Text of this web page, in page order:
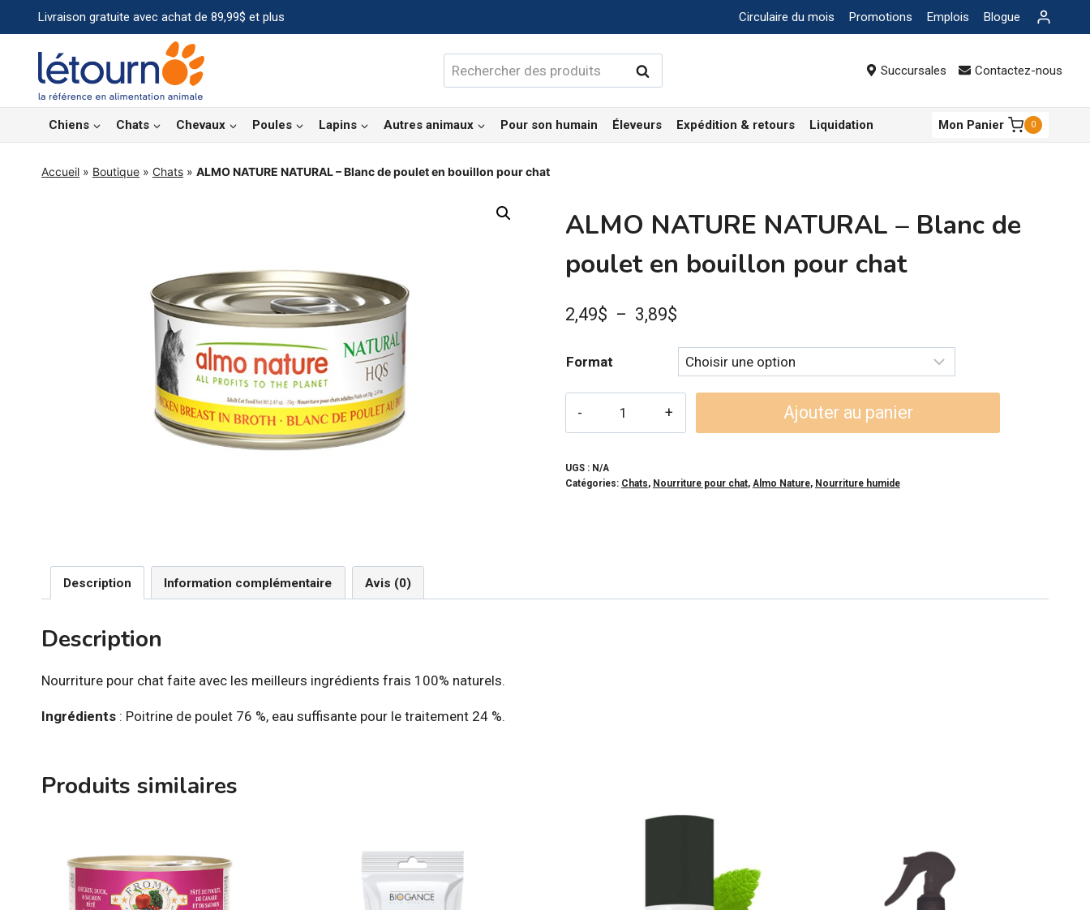
au
contenu
Livraison gratuite avec achat de 89,99$ et plus Circulaire du mois Promotions Emplois Blogue
Rechercher : Rechercher Succursales Contactez-nous
Chiens Chats Chevaux Poules Lapins Autres animaux Pour son humain Éleveurs Expédition & retours Liquidation Mon Panier 0
Accueil » Boutique » Chats » ALMO NATURE NATURAL – Blanc de poulet en bouillon pour chat
ALMO NATURE NATURAL – Blanc de
poulet en bouillon pour chat
2,49$ – 3,89$Plage
prix :
2,49$
Format
NATURE
NATURAL
en
Ajouter au panier
UGS : N/A
Catégories: Chats, Nourriture pour chat, Almo Nature, Nourriture humide
Description Information complémentaire Avis (0)
Description
Nourriture pour chat faite avec les meilleurs ingrédients frais 100% naturels.
Ingrédients : Poitrine de poulet 76 %, eau suffisante pour le traitement 24 %.
Produits similaires